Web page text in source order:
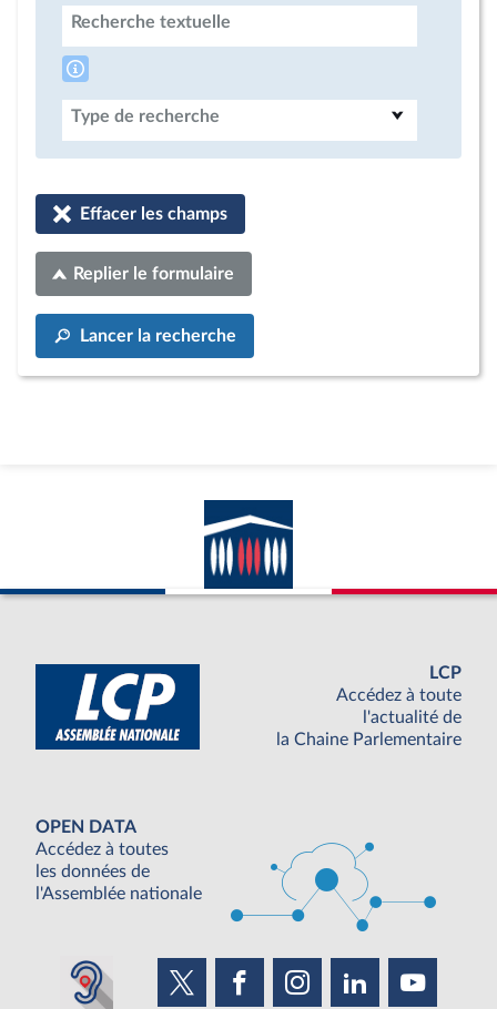
Recherche textuelle
Type de recherche
Effacer les champs
Replier le formulaire
Lancer la recherche
LCP
Accédez à toute
l'actualité de
la Chaine Parlementaire
OPEN DATA
Accédez à toutes
les données de
l'Assemblée nationale